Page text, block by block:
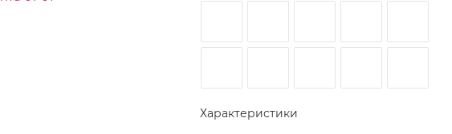
Характеристики